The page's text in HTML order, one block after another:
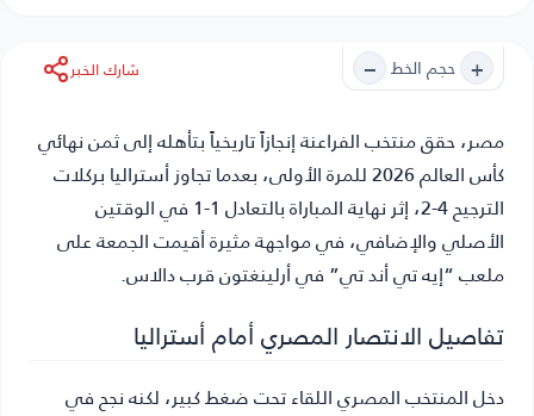
+ حجم الخط − شارك الخبر
مصر، حقق منتخب الفراعنة إنجازاً تاريخياً بتأهله إلى ثمن نهائي
كأس العالم 2026 للمرة الأولى، بعدما تجاوز أستراليا بركلات
الترجيح 4-2، إثر نهاية المباراة بالتعادل 1-1 في الوقتين
الأصلي والإضافي، في مواجهة مثيرة أقيمت الجمعة على
ملعب “إيه تي أند تي” في أرلينغتون قرب دالاس.
تفاصيل الانتصار المصري أمام أستراليا
دخل المنتخب المصري اللقاء تحت ضغط كبير، لكنه نجح في